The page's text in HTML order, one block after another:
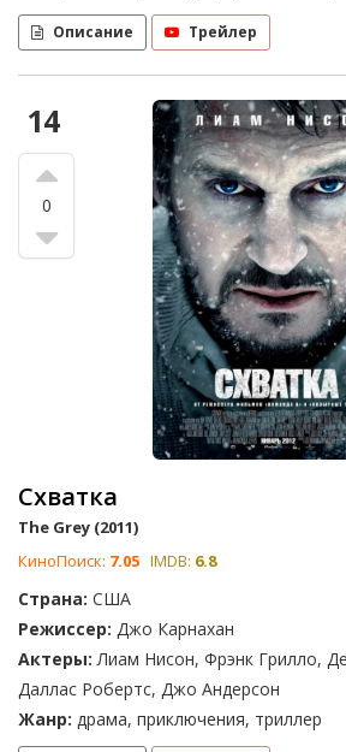
Описание Трейлер
14
0
Схватка
The Grey (2011)
КиноПоиск: 7.05 IMDB: 6.8
Страна: США
Режиссер: Джо Карнахан
Актеры: Лиам Нисон, Фрэнк Грилло,
Даллас Робертс, Джо Андерсон
Жанр: драма, приключения, триллер